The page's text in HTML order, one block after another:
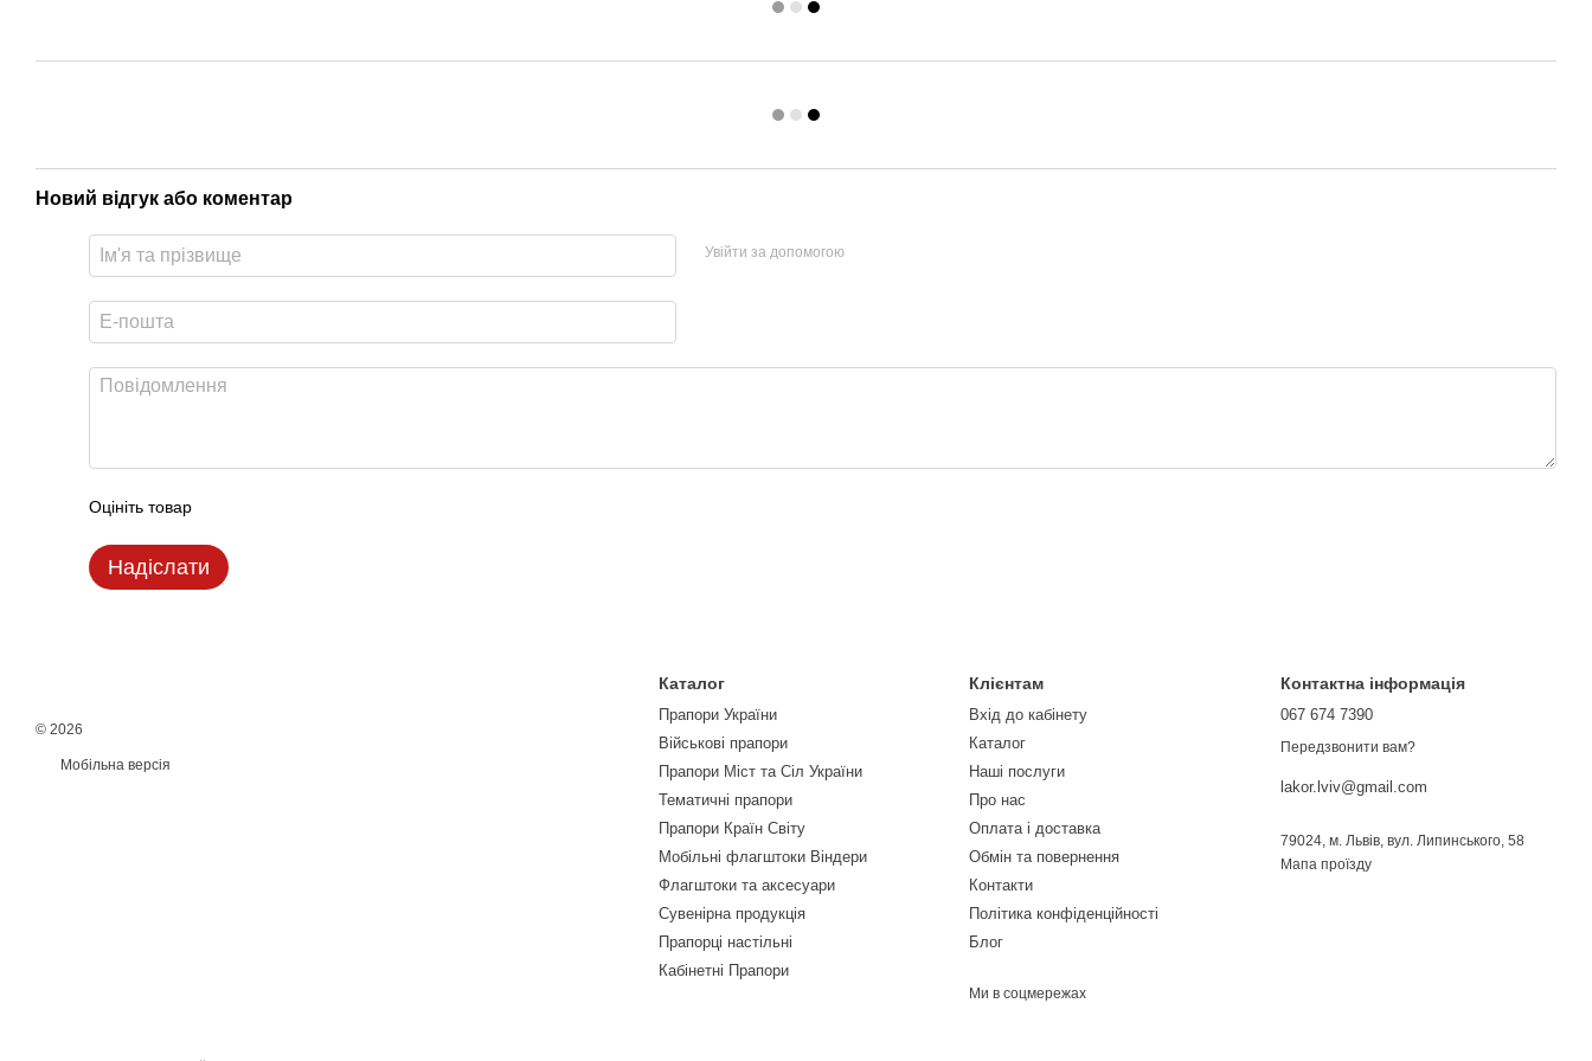
Новий відгук або коментар
Увійти за допомогою
Оцініть товар
Надіслати
© 2026
Мобільна версія
Каталог
Прапори України
Військові прапори
Прапори Міст та Сіл України
Тематичні прапори
Прапори Країн Світу
Мобільні флагштоки Віндери
Флагштоки та аксесуари
Сувенірна продукція
Прапорці настільні
Кабінетні Прапори
Клієнтам
Вхід до кабінету
Каталог
Наші послуги
Про нас
Оплата і доставка
Обмін та повернення
Контакти
Політика конфіденційності
Блог
Ми в соцмережах
Контактна інформація
067 674 7390
Передзвонити вам?
lakor.lviv@gmail.com
79024, м. Львів, вул. Липинського, 58
Мапа проїзду